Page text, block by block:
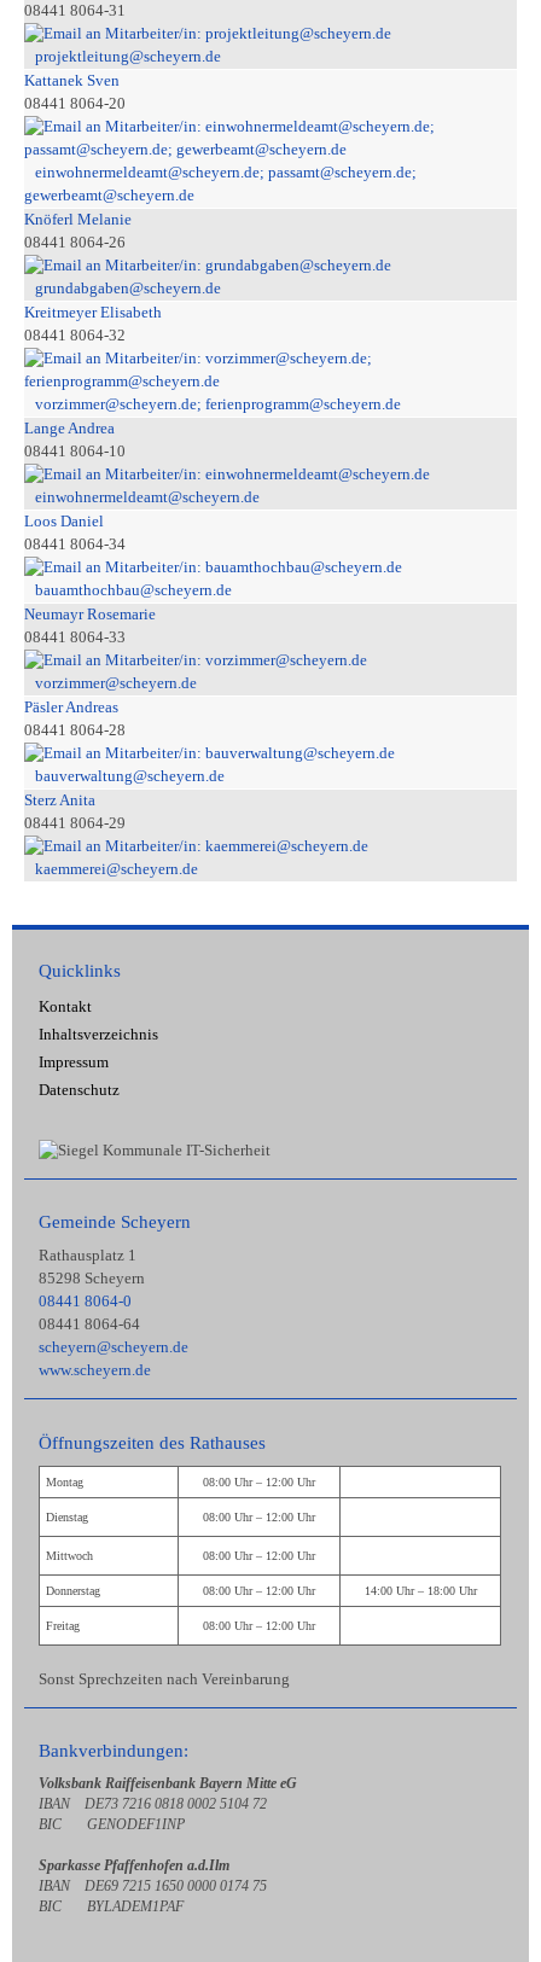
08441 8064-31
projektleitung@scheyern.de
Kattanek Sven
08441 8064-20
einwohnermeldeamt@scheyern.de; passamt@scheyern.de;
gewerbeamt@scheyern.de
Knöferl Melanie
08441 8064-26
grundabgaben@scheyern.de
Kreitmeyer Elisabeth
08441 8064-32
vorzimmer@scheyern.de; ferienprogramm@scheyern.de
Lange Andrea
08441 8064-10
einwohnermeldeamt@scheyern.de
Loos Daniel
08441 8064-34
bauamthochbau@scheyern.de
Neumayr Rosemarie
08441 8064-33
vorzimmer@scheyern.de
Päsler Andreas
08441 8064-28
bauverwaltung@scheyern.de
Sterz Anita
08441 8064-29
kaemmerei@scheyern.de
Quicklinks
Kontakt
Inhaltsverzeichnis
Impressum
Datenschutz
Gemeinde Scheyern
Rathausplatz 1
85298 Scheyern
08441 8064-0
08441 8064-64
scheyern@scheyern.de
www.scheyern.de
Öffnungszeiten des Rathauses
Montag 08:00 Uhr – 12:00 Uhr
Dienstag 08:00 Uhr – 12:00 Uhr
Mittwoch 08:00 Uhr – 12:00 Uhr
Donnerstag 08:00 Uhr – 12:00 Uhr 14:00 Uhr – 18:00 Uhr
Freitag 08:00 Uhr – 12:00 Uhr
Sonst Sprechzeiten nach Vereinbarung
Bankverbindungen:
Volksbank Raiffeisenbank Bayern Mitte eG
IBAN DE73 7216 0818 0002 5104 72
BIC GENODEF1INP
Sparkasse Pfaffenhofen a.d.Ilm
IBAN DE69 7215 1650 0000 0174 75
BIC BYLADEM1PAF